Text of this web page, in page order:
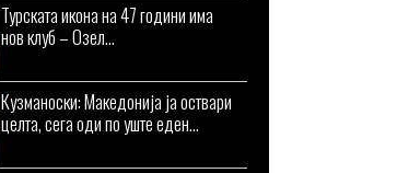
Турската икона на 47 години има
нов клуб – Озел...
Кузманоски: Македонија ја оствари
целта, сега оди по уште еден...